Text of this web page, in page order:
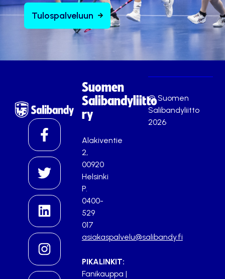
Tulospalveluun
Suomen
Salibandyliitto
ry
Alakiventie
2,
00920
Helsinki
P.
0400-
529
017
asiakaspalvelu@salibandy.fi
PIKALINKIT:
Fanikauppa |
© Suomen
Salibandyliitto
2026